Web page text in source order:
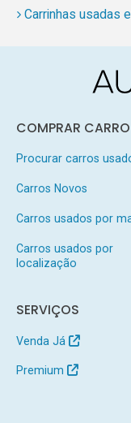
Carrinhas usadas
COMPRAR CARRO
Procurar carros
Carros Novos
Carros usados por
Carros usados por
localização
SERVIÇOS
Venda Já
Premium